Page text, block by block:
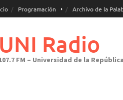
Programación Archivo de la
UNI Radio
FM – Universidad de la